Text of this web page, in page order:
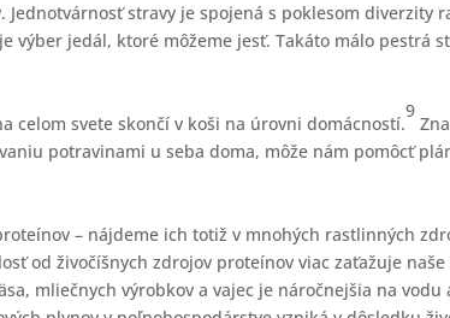
stravy je spojená s poklesom
výber jedál, ktoré môžeme jesť. Takáto málo pestrá
celom svete skončí v koši na úrovni domácností.
9
potravinami u seba doma, môže nám pomôcť
– nájdeme ich totiž v mnohých rastlinných
od živočíšnych zdrojov proteínov viac zaťažuje
mliečnych výrobkov a vajec je náročnejšia na